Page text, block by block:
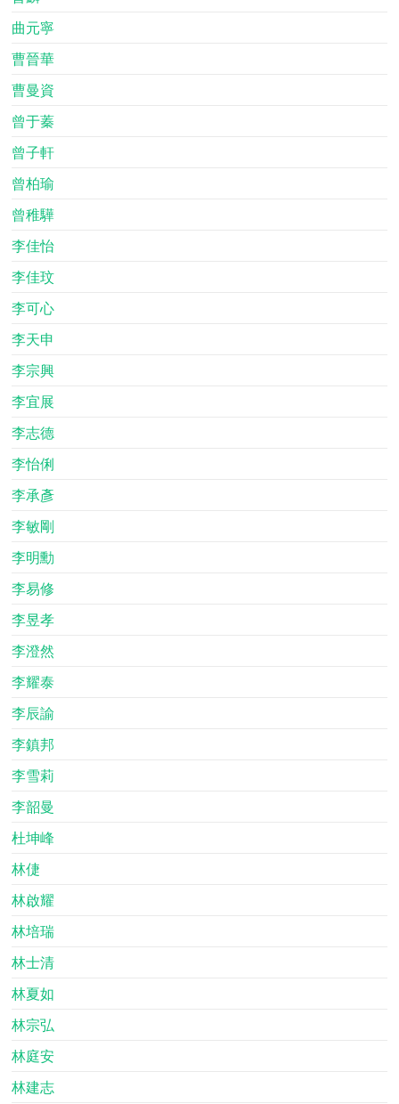
曲元寧
曹晉華
曹曼資
曾于蓁
曾子軒
曾柏瑜
曾稚驊
李佳怡
李佳玟
李可心
李天申
李宗興
李宜展
李志德
李怡俐
李承彥
李敏剛
李明勳
李易修
李昱孝
李澄然
李耀泰
李辰諭
李鎮邦
李雪莉
李韶曼
杜坤峰
林倢
林啟耀
林培瑞
林士清
林夏如
林宗弘
林庭安
林建志